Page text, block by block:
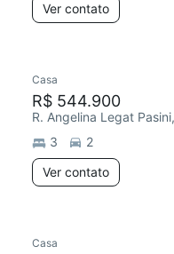
Ver contato
Casa
R$ 544.900
R. Angelina Legat
3
2
Ver contato
Casa